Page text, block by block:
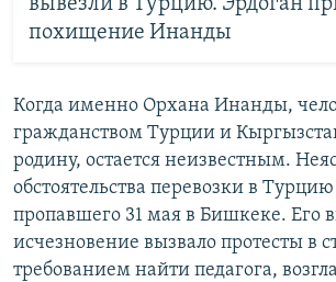
вывезли в Турцию. Эрдоган
похищение Инанды
Когда именно Орхана Инанды,
гражданством Турции и
родину, остается неизвестным.
обстоятельства перевозки в
пропавшего 31 мая в Бишкеке. Его
исчезновение вызвало протесты в
требованием найти педагога,